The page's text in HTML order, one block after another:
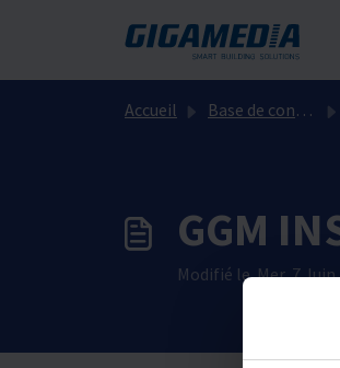
Accueil Base de connaissances
GGM
Modifié le Mer, 7